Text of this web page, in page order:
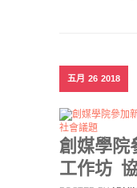
五月 26 2018
創媒學院
工作坊